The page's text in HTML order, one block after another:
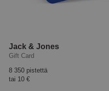
Jack & Jones
Gift Card
8 350 pistettä
tai 10 €